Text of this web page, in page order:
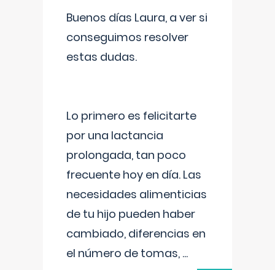
Buenos días Laura, a ver si
conseguimos resolver
estas dudas.
Lo primero es felicitarte
por una lactancia
prolongada, tan poco
frecuente hoy en día. Las
necesidades alimenticias
de tu hijo pueden haber
cambiado, diferencias en
el número de tomas, ...